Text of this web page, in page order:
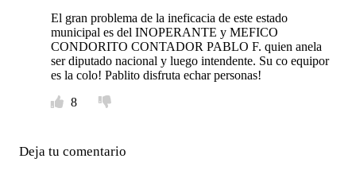
El gran problema de la ineficacia de este estado
municipal es del INOPERANTE y MEFICO
CONDORITO CONTADOR PABLO F. quien anela
ser diputado nacional y luego intendente. Su co equipor
es la colo! Pablito disfruta echar personas!
8
Deja tu comentario